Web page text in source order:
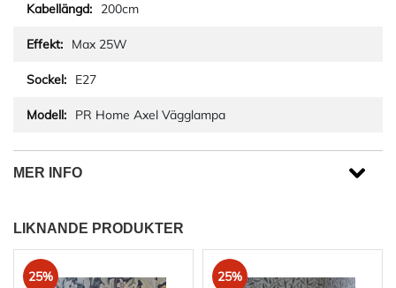
200cm
Max 25W
E27
PR Home Axel Vägglampa
MER INFO
LIKNANDE PRODUKTER
25% 25%